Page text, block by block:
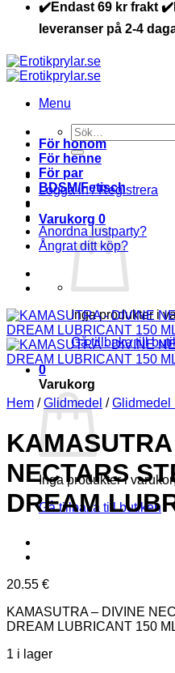
✔️Endast 69 kr frakt
leveranser på 2-4
Menu
Sök
efter:
Logga in / Registrera
Varukorg 0
Inga produkter i
Gå tillbaka till
0
Varukorg
Inga produkter i
Gå tillbaka till butiken
För honom
För henne
För par
BDSM/Fetisch
Anordna lustparty?
Ångrat ditt köp?
Hem / Glidmedel / Glidmedel
NECTARS
DREAM
20.55 €
KAMASUTRA – DIVINE
DREAM LUBRICANT 150
1 i lager